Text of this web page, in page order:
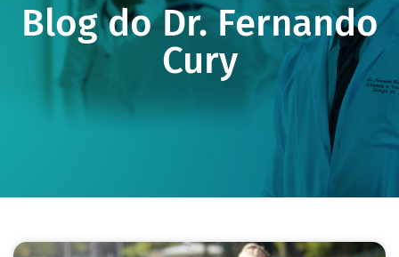
Blog do Dr. Fernando
Cury